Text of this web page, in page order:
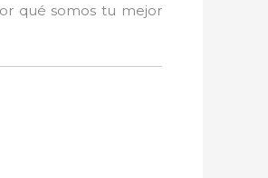
qué somos tu mejor